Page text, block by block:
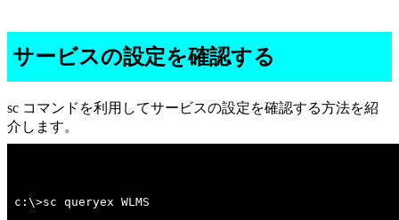
サービスの設定を確認する
sc コマンドを利用してサービスの設定を確認する方法を紹
介します。
c:\>sc queryex WLMS